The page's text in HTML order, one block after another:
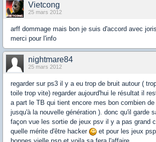
Vietcong
25 mars 2012
arff dommage mais bon je suis d'accord avec
merci pour l'info
nightmare84
25 mars 2012
regarder sur ps3 il y a eu trop de bruit autour (
toile trop vite) regarder aujourd'hui le résultat il
a part le TB qui tient encore mes bon combien de
jusqu'à la nouvelle génération ). donc qu'il garde
façon vue les sortie de jeux psv il y a pas grand
quelle mérite d'être hacker
et pour les jeux